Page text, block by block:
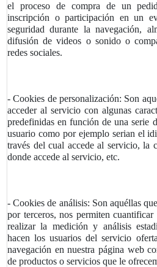
el proceso de compra de un
inscripción o participación en un
seguridad durante la navegación,
difusión de videos o sonido o
redes sociales.
- Cookies de personalización: Son
acceder al servicio con algunas
predefinidas en función de una serie
usuario como por ejemplo serian el
través del cual accede al servicio, la
donde accede al servicio, etc.
- Cookies de análisis: Son aquéllas
por terceros, nos permiten
realizar la medición y análisis
hacen los usuarios del servicio
navegación en nuestra página web
de productos o servicios que le